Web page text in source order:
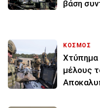
βάση
ΚΟΣΜΟΣ
Χτύπημα
μέλους